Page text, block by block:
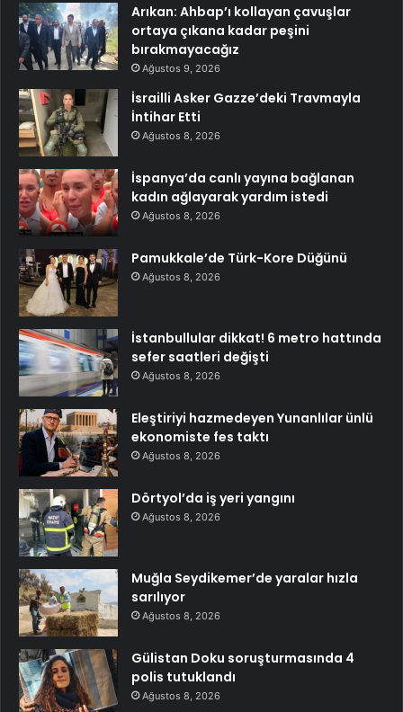
Arıkan: Ahbap’ı kollayan çavuşlar
ortaya çıkana kadar peşini
bırakmayacağız
Ağustos 9, 2026
İsrailli Asker Gazze’deki Travmayla
İntihar Etti
Ağustos 8, 2026
İspanya’da canlı yayına bağlanan
kadın ağlayarak yardım istedi
Ağustos 8, 2026
Pamukkale’de Türk-Kore Düğünü
Ağustos 8, 2026
İstanbullular dikkat! 6 metro hattında
sefer saatleri değişti
Ağustos 8, 2026
Eleştiriyi hazmedeyen Yunanlılar ünlü
ekonomiste fes taktı
Ağustos 8, 2026
Dörtyol’da iş yeri yangını
Ağustos 8, 2026
Muğla Seydikemer’de yaralar hızla
sarılıyor
Ağustos 8, 2026
Gülistan Doku soruşturmasında 4
polis tutuklandı
Ağustos 8, 2026